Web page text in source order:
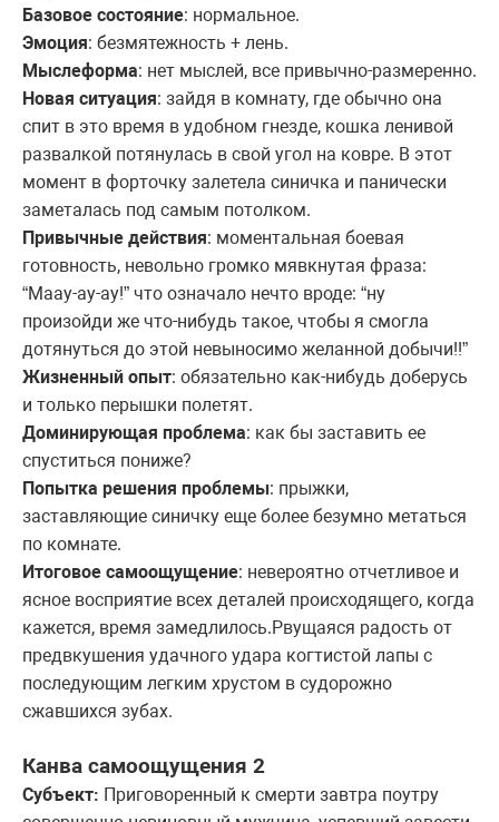
Базовое состояние: нормальное.
Эмоция: безмятежность + лень.
Мыслеформа: нет мыслей, все привычно-размеренно.
Новая ситуация: зайдя в комнату, где обычно она
спит в это время в удобном гнезде, кошка ленивой
развалкой потянулась в свой угол на ковре. В этот
момент в форточку залетела синичка и панически
заметалась под самым потолком.
Привычные действия: моментальная боевая
готовность, невольно громко мявкнутая фраза:
“Маау-ау-ау!” что означало нечто вроде: “ну
произойди же что-нибудь такое, чтобы я смогла
дотянуться до этой невыносимо желанной добычи!!”
Жизненный опыт: обязательно как-нибудь доберусь
и только перышки полетят.
Доминирующая проблема: как бы заставить ее
спуститься пониже?
Попытка решения проблемы: прыжки,
заставляющие синичку еще более безумно метаться
по комнате.
Итоговое самоощущение: невероятно отчетливое и
ясное восприятие всех деталей происходящего, когда
кажется, время замедлилось.Рвущаяся радость от
предвкушения удачного удара когтистой лапы с
последующим легким хрустом в судорожно
сжавшихся зубах.
Канва самоощущения 2
Субъект: Приговоренный к смерти завтра поутру